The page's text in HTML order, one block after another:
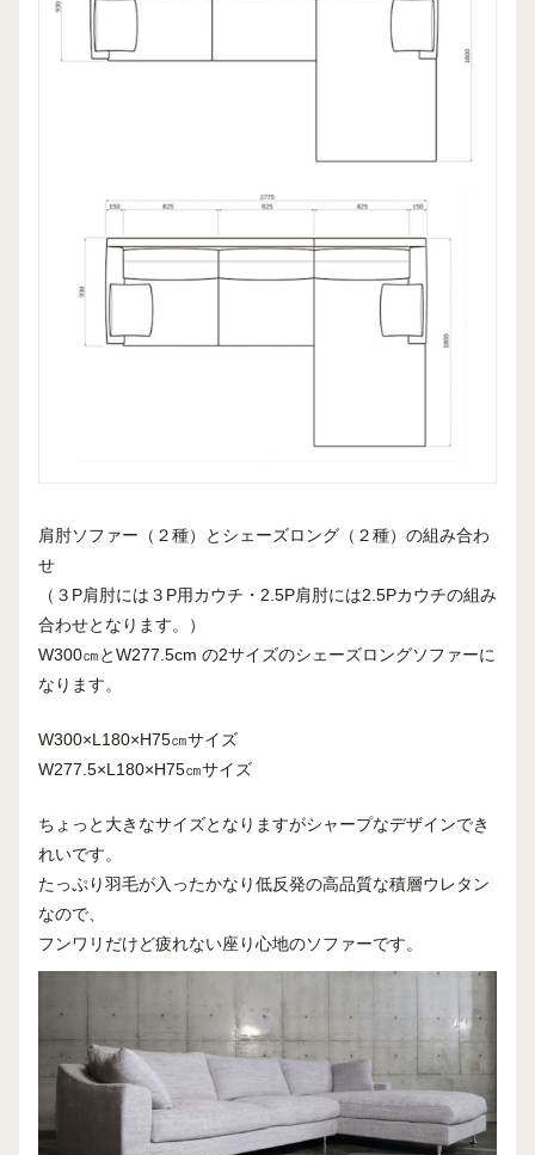
肩肘ソファー（２種）とシェーズロング（２種）の組み合わ
せ
（３P肩肘には３P用カウチ・2.5P肩肘には2.5Pカウチの組み
合わせとなります。）
W300㎝とW277.5cm の2サイズのシェーズロングソファーに
なります。
W300×L180×H75㎝サイズ
W277.5×L180×H75㎝サイズ
ちょっと大きなサイズとなりますがシャープなデザインでき
れいです。
たっぷり羽毛が入ったかなり低反発の高品質な積層ウレタン
なので、
フンワリだけど疲れない座り心地のソファーです。